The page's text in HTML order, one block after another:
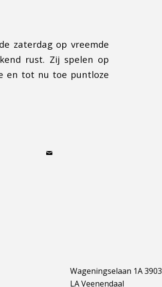
zaterdag op vreemde
rust. Zij spelen op
en tot nu toe puntloze
Wageningselaan 1A 3903
LA Veenendaal